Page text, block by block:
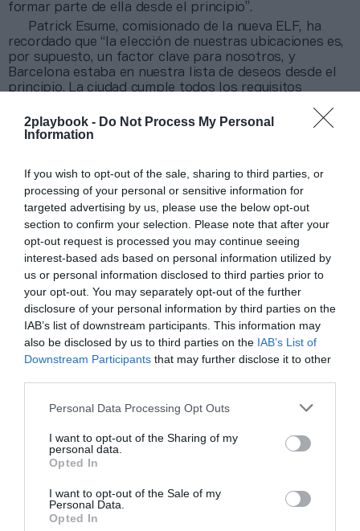
2playbook - Do Not Process My Personal
Information
If you wish to opt-out of the sale, sharing to third parties, or
processing of your personal or sensitive information for
targeted advertising by us, please use the below opt-out
section to confirm your selection. Please note that after your
opt-out request is processed you may continue seeing
interest-based ads based on personal information utilized by
us or personal information disclosed to third parties prior to
your opt-out. You may separately opt-out of the further
disclosure of your personal information by third parties on the
IAB’s list of downstream participants. This information may
also be disclosed by us to third parties on the IAB’s List of
Downstream Participants that may further disclose it to other
Personal Data Processing Opt Outs
I want to opt-out of the Sharing of my
personal data.
Opted In
I want to opt-out of the Sale of my
Personal Data.
Opted In
formar parte de ella desde el principio”.
Patrick Esume, comisionado de la nueva ELF, ha
recordado que “la elección de nuestras ubicaciones es,
por supuesto, un factor clave para nosotros, y
Barcelona estaba en nuestra lista de deseos desde el
principio. La ciudad cumple todos los requisitos
posibles estadios, así como el potencial económico”.
El proyecto de una liga internacional de fútbol
que en su día contó con NFL Europa.
El relanzamiento
lo está liderando SEH Sports & Entertainment Holding,
que ha optado por un modelo de franquicias para dar
estabilidad a los inversores que apuesten por el
proyecto.
“Estamos en condiciones de asumir más franquicias
rápidamente y perseguimos constantementeel
objetivo de establecer una liga con más de 20
equipos de diez países a medio plazo”, ha añadido
Zeljko Karajica, consejero delegado de la gestora.
Añadir2Playbookcomo fuente preferida de Google
de forma gratuita
Compartir